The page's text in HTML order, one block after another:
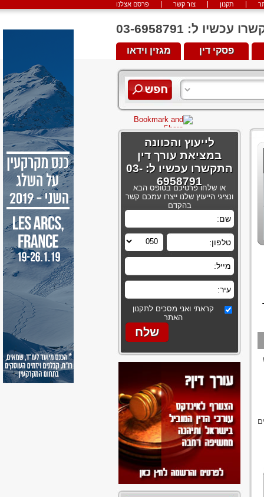
פרסם אצלנו צור קשר תקנון
ל: 03-6958791
מגזין וידאו פסקי דין
לייעוץ והכוונה
במציאת עורך דין
התקשרו עכשיו ל: 03-
6958791
או שלחו פרטיכם בטופס הבא
ונציגי הייעוץ שלנו ייצרו עמכם קשר
בהקדם
קראתי ואני מסכים לתקנון
האתר